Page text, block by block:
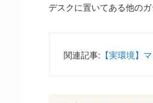
デスクに置いてある他の
関連記事: 【実環境】